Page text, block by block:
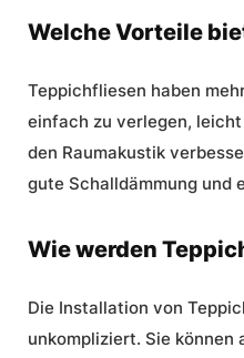
Welche Vorteile
Teppichfliesen haben
einfach zu verlegen,
den Raumakustik
gute Schalldämmung und
Wie werden
Die Installation von
unkompliziert. Sie können